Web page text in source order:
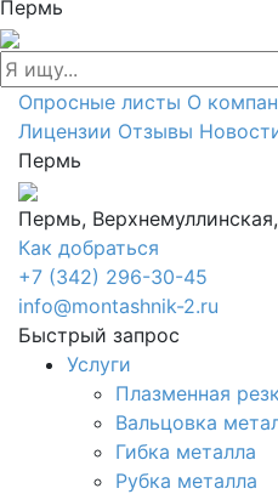
Пермь
Опросные листы О
Лицензии Отзывы
Пермь
Пермь,
Как добраться
+7 (342) 296-30-45
info@montashnik-2.ru
Быстрый запрос
Услуги
Плазменная
Вальцовка
Гибка металла
Рубка металла